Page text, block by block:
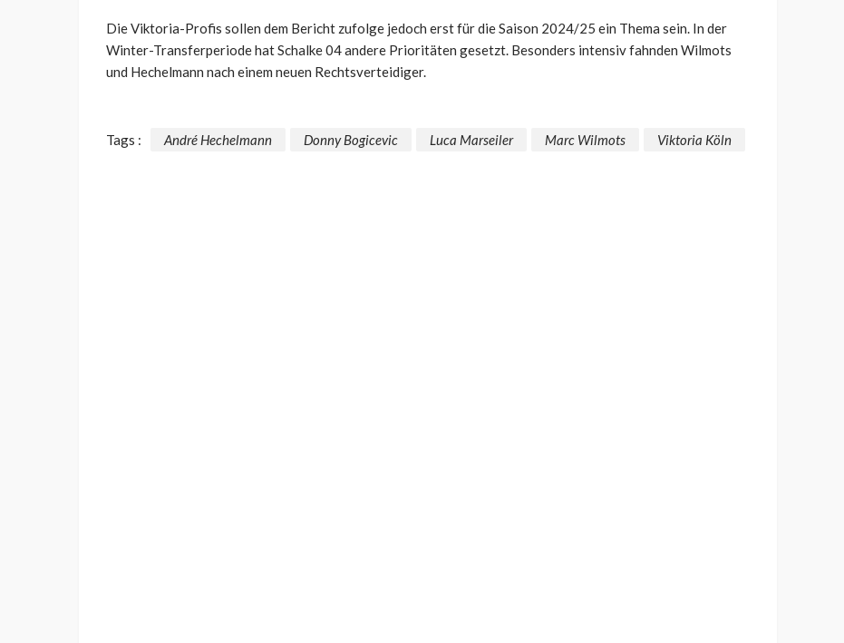
Die Viktoria-Profis sollen dem Bericht zufolge jedoch erst für die Saison 2024/25 ein Thema sein. In der
Winter-Transferperiode hat Schalke 04 andere Prioritäten gesetzt. Besonders intensiv fahnden Wilmots
und Hechelmann nach einem neuen Rechtsverteidiger.
Tags : André Hechelmann Donny Bogicevic Luca Marseiler Marc Wilmots Viktoria Köln